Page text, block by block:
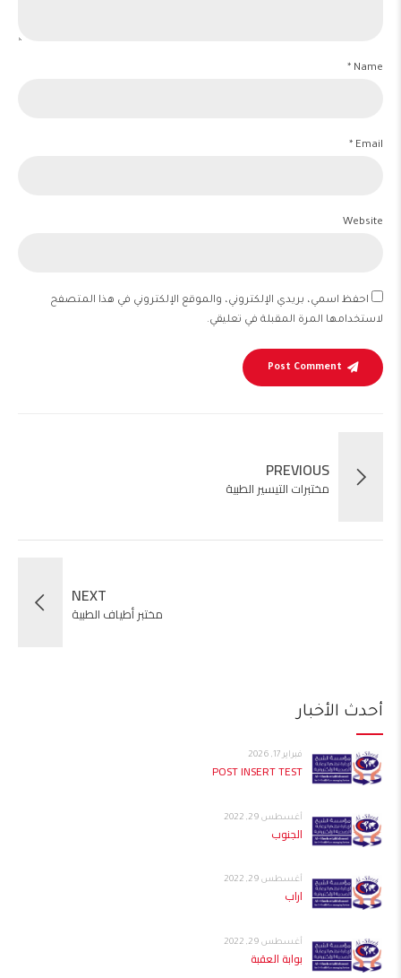
Name *
Email *
Website
احفظ اسمي، بريدي الإلكتروني، والموقع الإلكتروني في هذا المتصفح
لاستخدامها المرة المقبلة في تعليقي.
Post Comment
PREVIOUS
مختبرات التيسير الطبية
NEXT
مختبر أطياف الطبية
أحدث الأخبار
فبراير 17, 2026
POST INSERT TEST
أغسطس 29, 2022
الجنوب
أغسطس 29, 2022
اراب
أغسطس 29, 2022
بوابة العقبة